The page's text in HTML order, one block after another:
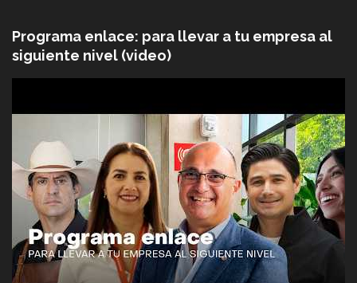
Programa enlace: para llevar a tu empresa al
siguiente nivel (video)